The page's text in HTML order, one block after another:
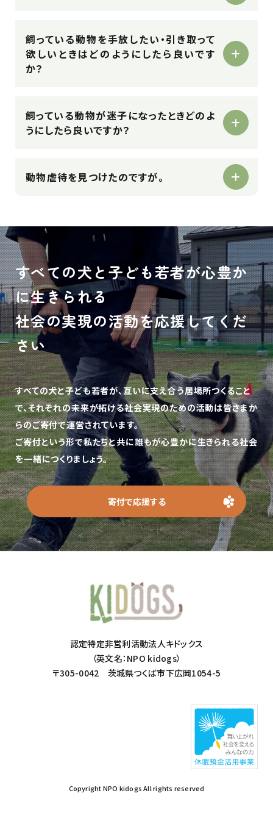
飼っている動物を手放したい・引き取って
欲しいときはどのようにしたら良いです
か？
飼っている動物が迷子になったときどのよ
うにしたら良いですか？
動物虐待を見つけたのですが。
すべての犬と子ども若者が心豊か
に生きられる
社会の実現の活動を応援してくだ
さい
すべての犬と子ども若者が、互いに支え合う居場所つくること
で、それぞれの未来が拓ける社会実現のための活動は皆さまか
らのご寄付で運営されています。
ご寄付という形で私たちと共に誰もが心豊かに生きられる社会
を一緒につくりましょう。
寄付で応援する
認定特定非営利活動法人キドックス
（英文名：NPO kidogs）
〒305-0042 茨城県つくば市下広岡1054-5
Copyright NPO kidogs All rights reserved